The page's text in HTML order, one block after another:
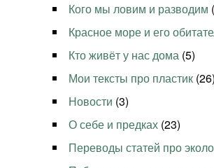
Кого мы ловим и разводим
Красное море и его
Кто живёт у нас дома (5)
Мои тексты про пластик (26)
Новости (3)
О себе и предках (23)
Переводы статей про